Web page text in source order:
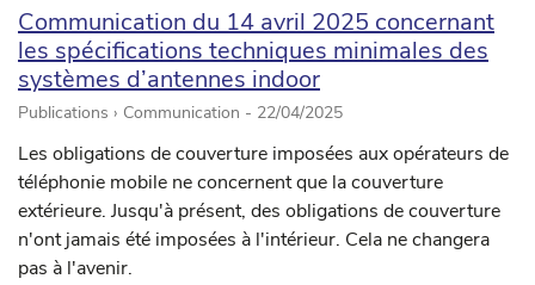
Communication du 14 avril 2025 concernant
les spécifications techniques minimales des
systèmes d’antennes indoor
Publications › Communication - 22/04/2025
Les obligations de couverture imposées aux opérateurs de
téléphonie mobile ne concernent que la couverture
extérieure. Jusqu'à présent, des obligations de couverture
n'ont jamais été imposées à l'intérieur. Cela ne changera
pas à l'avenir.